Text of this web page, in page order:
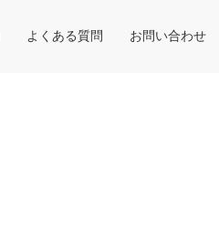
よくある質問 お問い合わせ